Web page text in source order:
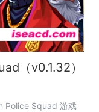
（v0.1.32）